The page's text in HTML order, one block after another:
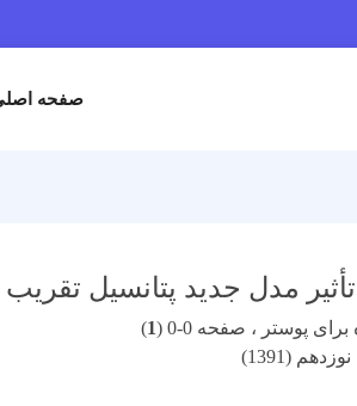
صفحه
مدل جدید پتانسیل
پوستر ، صفحه 0-0 ( 1
)
(1391)